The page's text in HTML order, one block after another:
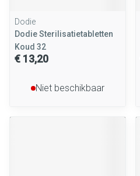
Dodie
Dodie Sterilisatietabletten
Koud 32
€ 13,20
Niet beschikbaar